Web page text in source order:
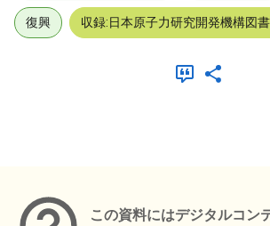
復興 収録:日本原子力研究開発機構図
この資料にはデジタルコン